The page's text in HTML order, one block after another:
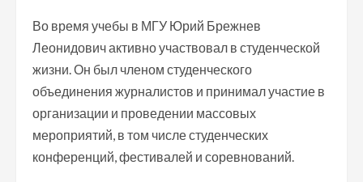
Во время учебы в МГУ Юрий Брежнев
Леонидович активно участвовал в студенческой
жизни. Он был членом студенческого
объединения журналистов и принимал участие в
организации и проведении массовых
мероприятий, в том числе студенческих
конференций, фестивалей и соревнований.